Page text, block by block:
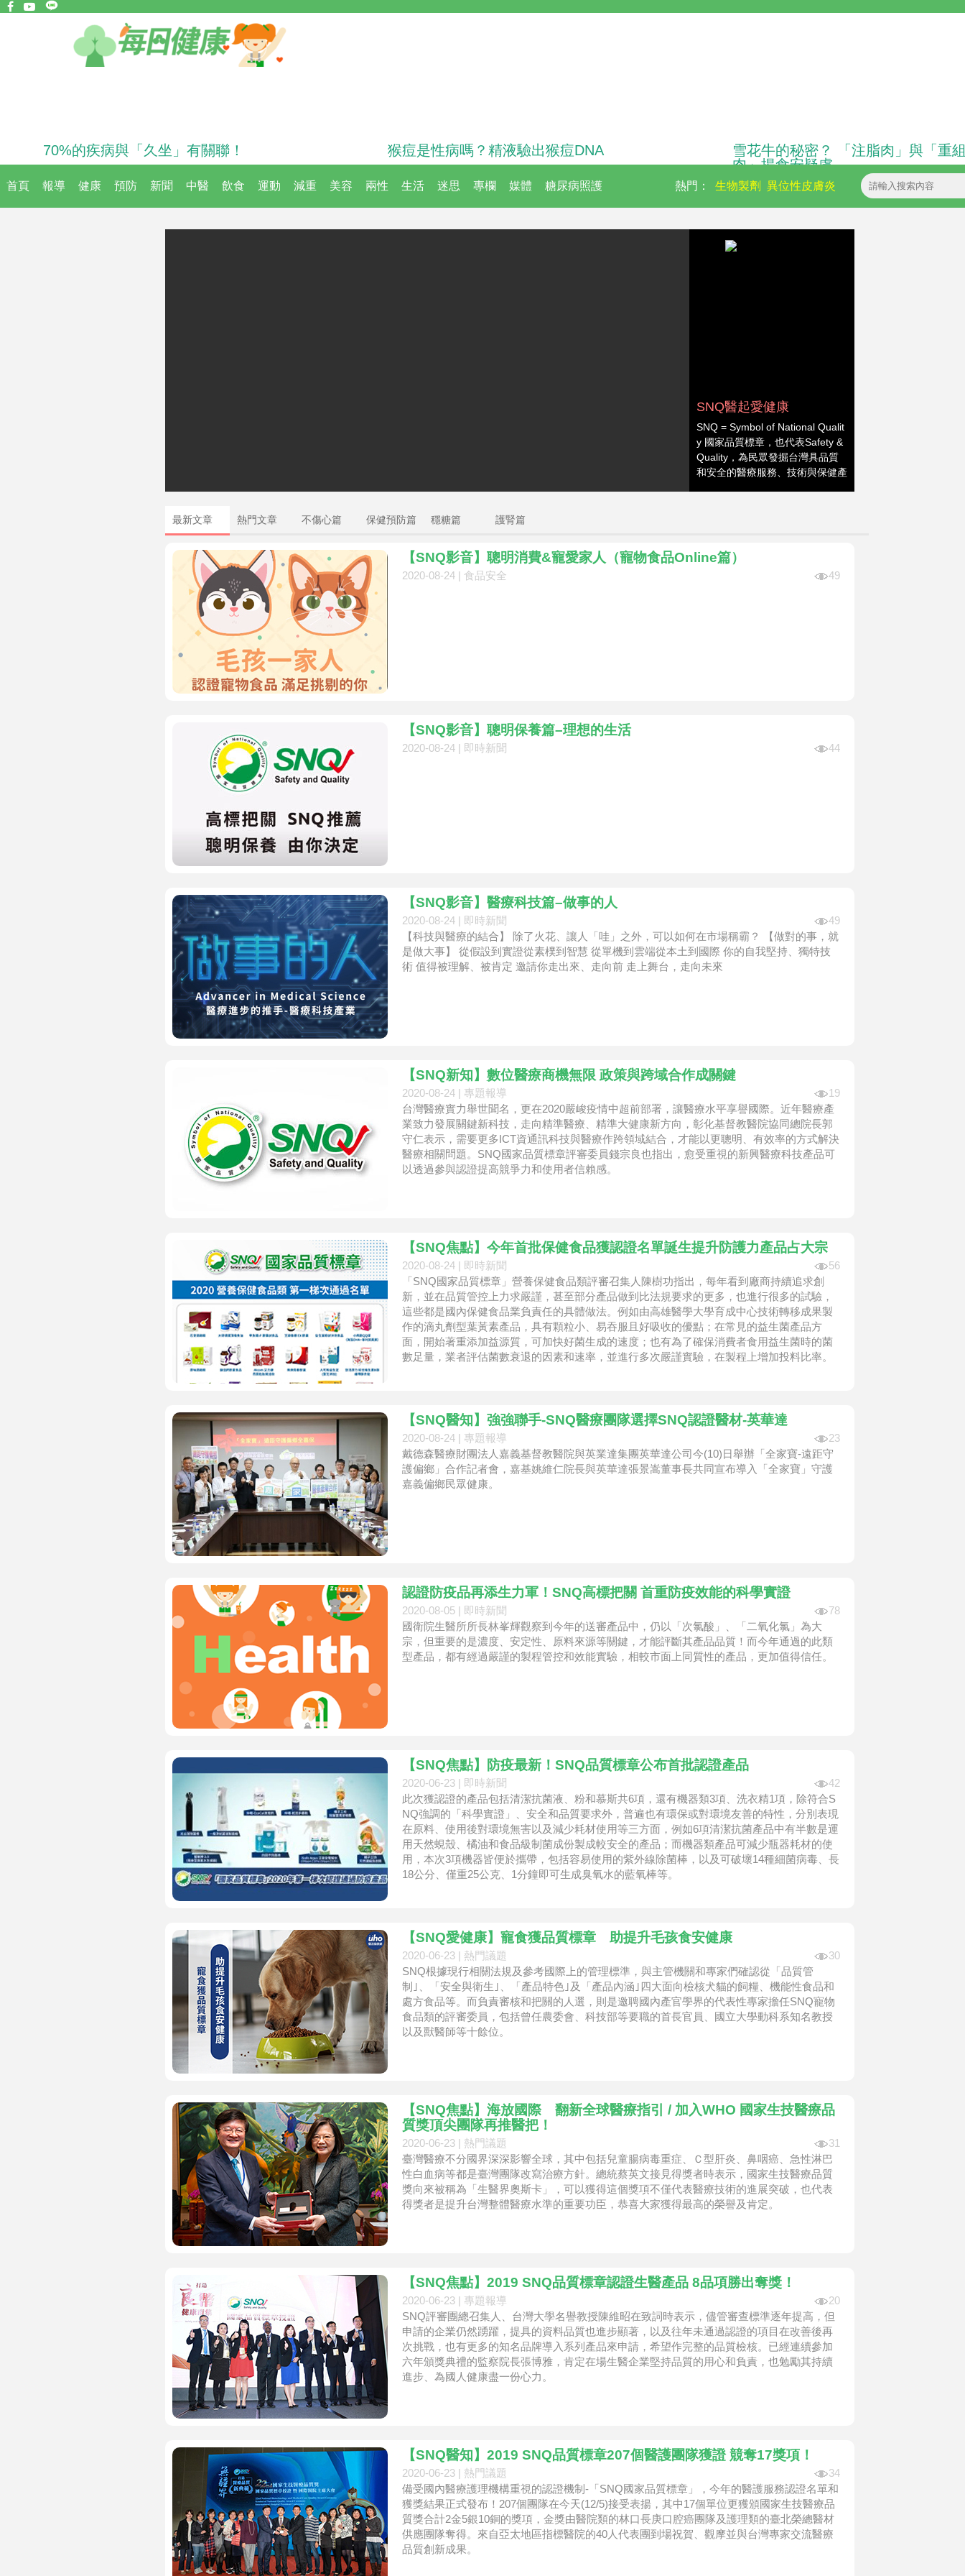
70%的疾病與「久坐」有關聯！ 猴痘是性病嗎？精液驗出猴痘DNA
雪花牛的秘密？ 「注脂肉」與「重
肉」揭食安疑慮
首頁 報導 健康 預防 新聞 中醫 飲食 運動 減重 美容 兩性 生活 迷思 專欄 媒體 糖尿病照護 異位性皮膚炎
生物製劑
熱門：
SNQ醫起愛健康
SNQ = Symbol of National Qualit
y 國家品質標章，也代表Safety &
Quality，為民眾發掘台灣具品質
和安全的醫療服務、技術與保健產
妙方，成為家人的健康支柱。
最新文章 熱門文章 不傷心篇 保健預防篇 穩糖篇 護腎篇
【SNQ影音】聰明消費&寵愛家人（寵物食品Online篇）
2020-08-24 | 食品安全 49
【SNQ影音】聰明保養篇–理想的生活
2020-08-24 | 即時新聞 44
【SNQ影音】醫療科技篇–做事的人
2020-08-24 | 即時新聞
49
【科技與醫療的結合】 除了火花、讓人「哇」之外，可以如何在市場稱霸？ 【做對的事，就
是做大事】 從假設到實證從素樸到智慧 從單機到雲端從本土到國際 你的自我堅持、獨特技
術 值得被理解、被肯定 邀請你走出來、走向前 走上舞台，走向未來
【SNQ新知】數位醫療商機無限 政策與跨域合作成關鍵
2020-08-24 | 專題報導
19
台灣醫療實力舉世聞名，更在2020嚴峻疫情中超前部署，讓醫療水平享譽國際。近年醫療產
業致力發展關鍵新科技，走向精準醫療、精準大健康新方向，彰化基督教醫院協同總院長郭
守仁表示，需要更多ICT資通訊科技與醫療作跨領域結合，才能以更聰明、有效率的方式解決
醫療相關問題。SNQ國家品質標章評審委員錢宗良也指出，愈受重視的新興醫療科技產品可
以透過參與認證提高競爭力和使用者信賴感。
【SNQ焦點】今年首批保健食品獲認證名單誕生提升防護力產品占大宗
2020-08-24 | 即時新聞
56
「SNQ國家品質標章」營養保健食品類評審召集人陳樹功指出，每年看到廠商持續追求創
新，並在品質管控上力求嚴謹，甚至部分產品做到比法規要求的更多，也進行很多的試驗，
這些都是國內保健食品業負責任的具體做法。例如由高雄醫學大學育成中心技術轉移成果製
作的滴丸劑型葉黃素產品，具有顆粒小、易吞服且好吸收的優點；在常見的益生菌產品方
面，開始著重添加益源質，可加快好菌生成的速度；也有為了確保消費者食用益生菌時的菌
數足量，業者評估菌數衰退的因素和速率，並進行多次嚴謹實驗，在製程上增加投料比率。
【SNQ醫知】強強聯手-SNQ醫療團隊選擇SNQ認證醫材-英華達
2020-08-24 | 專題報導
23
戴德森醫療財團法人嘉義基督教醫院與英業達集團英華達公司今(10)日舉辦「全家寶-遠距守
護偏鄉」合作記者會，嘉基姚維仁院長與英華達張景嵩董事長共同宣布導入「全家寶」守護
嘉義偏鄉民眾健康。
認證防疫品再添生力軍！SNQ高標把關 首重防疫效能的科學實證
2020-08-05 | 即時新聞
78
國衛院生醫所所長林峯輝觀察到今年的送審產品中，仍以「次氯酸」、「二氧化氯」為大
宗，但重要的是濃度、安定性、原料來源等關鍵，才能評斷其產品品質！而今年通過的此類
型產品，都有經過嚴謹的製程管控和效能實驗，相較市面上同質性的產品，更加值得信任。
【SNQ焦點】防疫最新！SNQ品質標章公布首批認證產品
2020-06-23 | 即時新聞
42
此次獲認證的產品包括清潔抗菌液、粉和慕斯共6項，還有機器類3項、洗衣精1項，除符合S
NQ強調的「科學實證」、安全和品質要求外，普遍也有環保或對環境友善的特性，分別表現
在原料、使用後對環境無害以及減少耗材使用等三方面，例如6項清潔抗菌產品中有半數是運
用天然蜆殼、橘油和食品級制菌成份製成較安全的產品；而機器類產品可減少瓶器耗材的使
用，本次3項機器皆便於攜帶，包括容易使用的紫外線除菌棒，以及可破壞14種細菌病毒、長
18公分、僅重25公克、1分鐘即可生成臭氧水的藍氧棒等。
【SNQ愛健康】寵食獲品質標章 助提升毛孩食安健康
2020-06-23 | 熱門議題
30
SNQ根據現行相關法規及參考國際上的管理標準，與主管機關和專家們確認從「品質管
制｣、「安全與衛生｣、「產品特色｣及「產品內涵｣四大面向檢核犬貓的飼糧、機能性食品和
處方食品等。而負責審核和把關的人選，則是邀聘國內產官學界的代表性專家擔任SNQ寵物
食品類的評審委員，包括曾任農委會、科技部等要職的首長官員、國立大學動科系知名教授
以及獸醫師等十餘位。
【SNQ焦點】海放國際 翻新全球醫療指引 / 加入WHO 國家生技醫療品
質獎頂尖團隊再推醫把！
2020-06-23 | 熱門議題
31
臺灣醫療不分國界深深影響全球，其中包括兒童腸病毒重症、Ｃ型肝炎、鼻咽癌、急性淋巴
性白血病等都是臺灣團隊改寫治療方針。總統蔡英文接見得獎者時表示，國家生技醫療品質
獎向來被稱為「生醫界奧斯卡」，可以獲得這個獎項不僅代表醫療技術的進展突破，也代表
得獎者是提升台灣整體醫療水準的重要功臣，恭喜大家獲得最高的榮譽及肯定。
【SNQ焦點】2019 SNQ品質標章認證生醫產品 8品項勝出奪獎！
2020-06-23 | 專題報導
20
SNQ評審團總召集人、台灣大學名譽教授陳維昭在致詞時表示，儘管審查標準逐年提高，但
申請的企業仍然踴躍，提具的資料品質也進步顯著，以及往年未通過認證的項目在改善後再
次挑戰，也有更多的知名品牌導入系列產品來申請，希望作完整的品質檢核。已經連續參加
六年頒獎典禮的監察院長張博雅，肯定在場生醫企業堅持品質的用心和負責，也勉勵其持續
進步、為國人健康盡一份心力。
【SNQ醫知】2019 SNQ品質標章207個醫護團隊獲證 競奪17獎項！
2020-06-23 | 熱門議題
34
備受國內醫療護理機構重視的認證機制‐「SNQ國家品質標章」，今年的醫護服務認證名單和
獲獎結果正式發布！207個團隊在今天(12/5)接受表揚，其中17個單位更獲頒國家生技醫療品
質獎合計2金5銀10銅的獎項，金獎由醫院類的林口長庚口腔癌團隊及護理類的臺北榮總醫材
供應團隊奪得。來自亞太地區指標醫院的40人代表團到場祝賀、觀摩並與台灣專家交流醫療
品質創新成果。